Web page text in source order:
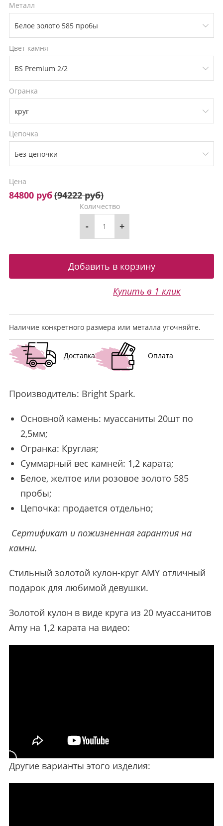
Металл
Цвет камня
Огранка
Цепочка
Цена
84800 руб(94222 руб)
Количество
- +
Купить в 1 клик
Наличие конкретного размера или металла уточняйте.
Доставка Оплата
Производитель: Bright Spark.
Основной камень: муассаниты 20шт по
2,5мм;
Огранка: Круглая;
Суммарный вес камней: 1,2 карата;
Белое, желтое или розовое золото 585
пробы;
Цепочка: продается отдельно;
Сертификат и пожизненная гарантия на
камни.
Стильный золотой кулон-круг AMY отличный
подарок для любимой девушки.
Золотой кулон в виде круга из 20 муассанитов
Amy на 1,2 карата на видео:
Другие варианты этого изделия: